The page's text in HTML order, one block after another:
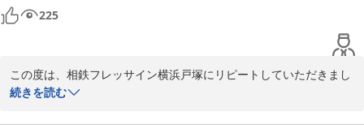
225
この度は、相鉄フレッサイン横浜戸塚にリピートしていただきまし
て誠にありがとうございます。
続きを読む